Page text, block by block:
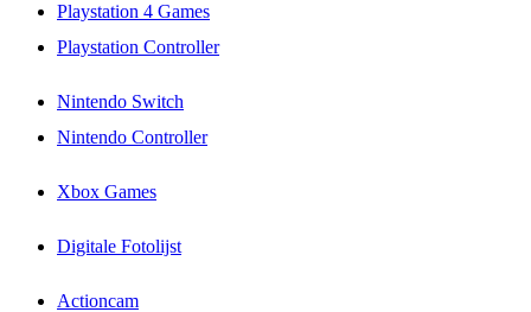
Playstation 4 Games
Playstation Controller
Nintendo Switch
Nintendo Controller
Xbox Games
Digitale Fotolijst
Actioncam